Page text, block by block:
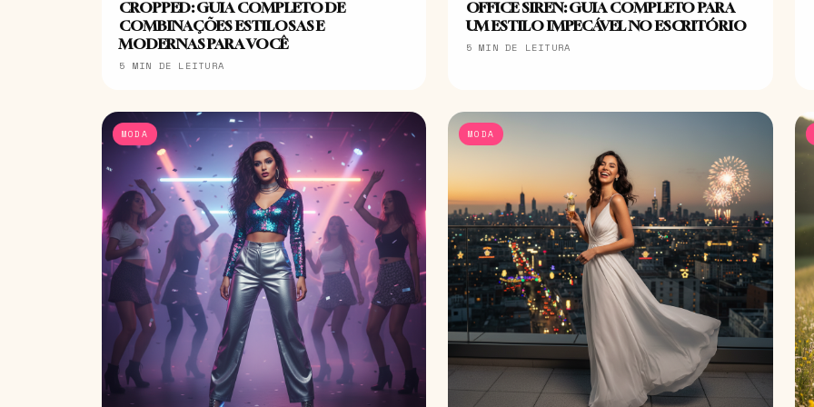
CROPPED: GUIA COMPLETO DE
COMBINAÇÕES ESTILOSAS E
MODERNAS PARA VOCÊ
5 MIN DE LEITURA
OFFICE SIREN: GUIA COMPLETO PARA
UM ESTILO IMPECÁVEL NO ESCRITÓRIO
5 MIN DE LEITURA
MODA MODA